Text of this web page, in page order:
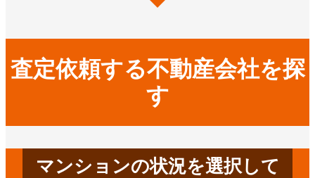
査定依頼する不動産会社を探
す
マンションの状況を選択して